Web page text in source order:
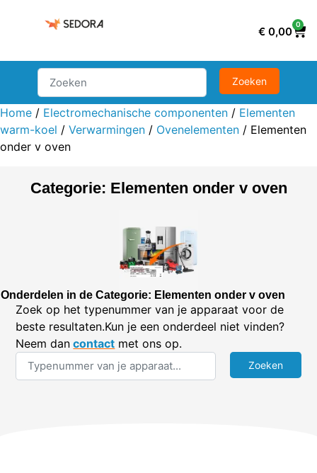
€ 0,00
0
Home / Electromechanische componenten / Elementen
warm-koel / Verwarmingen / Ovenelementen / Elementen
onder v oven
Categorie: Elementen onder v oven
Onderdelen in de Categorie: Elementen onder v oven
Zoek op het typenummer van je apparaat voor de
beste resultaten.Kun je een onderdeel niet vinden?
Neem dan contact met ons op.